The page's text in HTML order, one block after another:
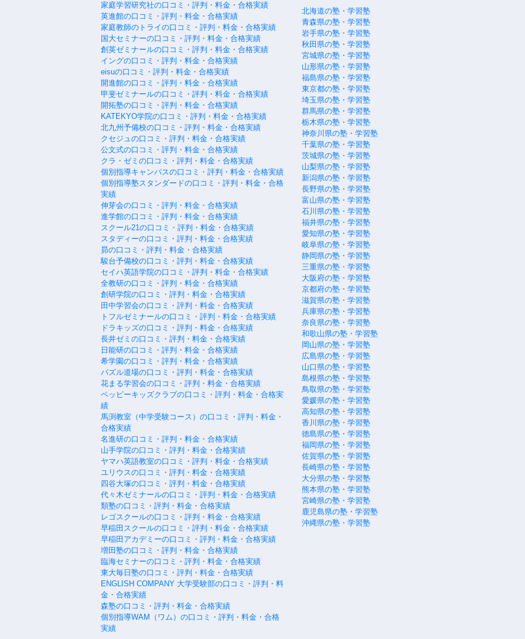
家庭学習研究社の口コミ・評判・料金・合格実績
英進館の口コミ・評判・料金・合格実績
家庭教師のトライの口コミ・評判・料金・合格実績
国大セミナーの口コミ・評判・料金・合格実績
創英ゼミナールの口コミ・評判・料金・合格実績
イングの口コミ・評判・料金・合格実績
eisuの口コミ・評判・料金・合格実績
開進館の口コミ・評判・料金・合格実績
甲斐ゼミナールの口コミ・評判・料金・合格実績
開拓塾の口コミ・評判・料金・合格実績
KATEKYO学院の口コミ・評判・料金・合格実績
北九州予備校の口コミ・評判・料金・合格実績
クセジュの口コミ・評判・料金・合格実績
公文式の口コミ・評判・料金・合格実績
クラ・ゼミの口コミ・評判・料金・合格実績
個別指導キャンパスの口コミ・評判・料金・合格実績
個別指導塾スタンダードの口コミ・評判・料金・合格
実績
伸芽会の口コミ・評判・料金・合格実績
進学館の口コミ・評判・料金・合格実績
スクール21の口コミ・評判・料金・合格実績
スタディーの口コミ・評判・料金・合格実績
昴の口コミ・評判・料金・合格実績
駿台予備校の口コミ・評判・料金・合格実績
セイハ英語学院の口コミ・評判・料金・合格実績
全教研の口コミ・評判・料金・合格実績
創研学院の口コミ・評判・料金・合格実績
田中学習会の口コミ・評判・料金・合格実績
トフルゼミナールの口コミ・評判・料金・合格実績
ドラキッズの口コミ・評判・料金・合格実績
長井ゼミの口コミ・評判・料金・合格実績
日能研の口コミ・評判・料金・合格実績
希学園の口コミ・評判・料金・合格実績
パズル道場の口コミ・評判・料金・合格実績
花まる学習会の口コミ・評判・料金・合格実績
ペッピーキッズクラブの口コミ・評判・料金・合格実
績
馬渕教室（中学受験コース）の口コミ・評判・料金・
合格実績
名進研の口コミ・評判・料金・合格実績
山手学院の口コミ・評判・料金・合格実績
ヤマハ英語教室の口コミ・評判・料金・合格実績
ユリウスの口コミ・評判・料金・合格実績
四谷大塚の口コミ・評判・料金・合格実績
代々木ゼミナールの口コミ・評判・料金・合格実績
類塾の口コミ・評判・料金・合格実績
レゴスクールの口コミ・評判・料金・合格実績
早稲田スクールの口コミ・評判・料金・合格実績
早稲田アカデミーの口コミ・評判・料金・合格実績
増田塾の口コミ・評判・料金・合格実績
臨海セミナーの口コミ・評判・料金・合格実績
東大毎日塾の口コミ・評判・料金・合格実績
ENGLISH COMPANY 大学受験部の口コミ・評判・料
金・合格実績
森塾の口コミ・評判・料金・合格実績
個別指導WAM（ワム）の口コミ・評判・料金・合格
実績
北海道の塾・学習塾
青森県の塾・学習塾
岩手県の塾・学習塾
秋田県の塾・学習塾
宮城県の塾・学習塾
山形県の塾・学習塾
福島県の塾・学習塾
東京都の塾・学習塾
埼玉県の塾・学習塾
群馬県の塾・学習塾
栃木県の塾・学習塾
神奈川県の塾・学習塾
千葉県の塾・学習塾
茨城県の塾・学習塾
山梨県の塾・学習塾
新潟県の塾・学習塾
長野県の塾・学習塾
富山県の塾・学習塾
石川県の塾・学習塾
福井県の塾・学習塾
愛知県の塾・学習塾
岐阜県の塾・学習塾
静岡県の塾・学習塾
三重県の塾・学習塾
大阪府の塾・学習塾
京都府の塾・学習塾
滋賀県の塾・学習塾
兵庫県の塾・学習塾
奈良県の塾・学習塾
和歌山県の塾・学習塾
岡山県の塾・学習塾
広島県の塾・学習塾
山口県の塾・学習塾
島根県の塾・学習塾
鳥取県の塾・学習塾
愛媛県の塾・学習塾
高知県の塾・学習塾
香川県の塾・学習塾
徳島県の塾・学習塾
福岡県の塾・学習塾
佐賀県の塾・学習塾
長崎県の塾・学習塾
大分県の塾・学習塾
熊本県の塾・学習塾
宮崎県の塾・学習塾
鹿児島県の塾・学習塾
沖縄県の塾・学習塾